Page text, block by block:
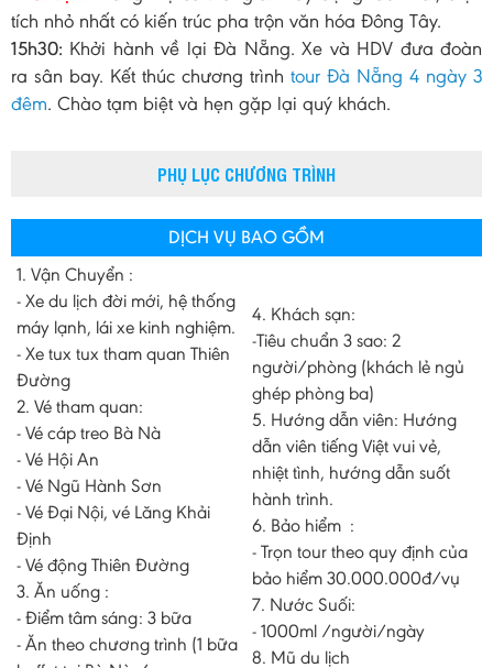
tích nhỏ nhất có kiến trúc pha trộn văn hóa Đông Tây.
15h30: Khởi hành về lại Đà Nẵng. Xe và HDV đưa đoàn
ra sân bay. Kết thúc chương trình tour Đà Nẵng 4 ngày 3
đêm. Chào tạm biệt và hẹn gặp lại quý khách.
PHỤ LỤC CHƯƠNG TRÌNH
DỊCH VỤ BAO GỒM
1. Vận Chuyển :
- Xe du lịch đời mới, hệ thống
máy lạnh, lái xe kinh nghiệm.
- Xe tux tux tham quan Thiên
Đường
2. Vé tham quan:
- Vé cáp treo Bà Nà
- Vé Hội An
- Vé Ngũ Hành Sơn
- Vé Đại Nội, vé Lăng Khải
Định
- Vé động Thiên Đường
3. Ăn uống :
- Điểm tâm sáng: 3 bữa
- Ăn theo chương trình (1 bữa
4. Khách sạn:
-Tiêu chuẩn 3 sao: 2
người/phòng (khách lẻ ngủ
ghép phòng ba)
5. Hướng dẫn viên: Hướng
dẫn viên tiếng Việt vui vẻ,
nhiệt tình, hướng dẫn suốt
hành trình.
6. Bảo hiểm :
- Trọn tour theo quy định của
bảo hiểm 30.000.000đ/vụ
7. Nước Suối:
- 1000ml /người/ngày
8. Mũ du lịch